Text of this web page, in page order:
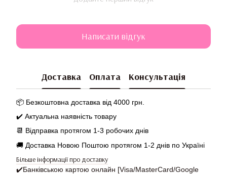
Написати відгук
Доставка Оплата Консультація
📦 Безкоштовна доставка від 4000 грн.
✔️ Актуальна наявність товару
📆 Відправка протягом 1-3 робочих днів
🚚 Доставка Новою Поштою протягом 1-2 днів по Україні
Більше інформації про доставку
✔️Банківською картою онлайн [Visa/MasterCard/Google